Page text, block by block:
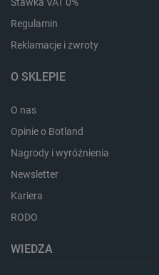
Regulamin
Reklamacje i zwroty
O SKLEPIE
O nas
Opinie o Botland
Nagrody i wyróżnienia
Newsletter
Kariera
RODO
WIEDZA
critData